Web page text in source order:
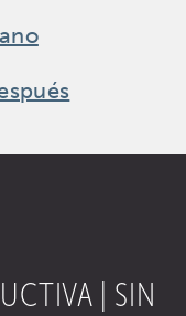
| SIN